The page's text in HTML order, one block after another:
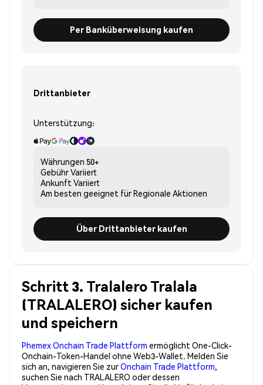
Per Banküberweisung kaufen
Drittanbieter
Unterstützung:
Währungen 50+
GebührVariiert
Ankunft Variiert
Am besten geeignet fürRegionale Aktionen
Über Drittanbieter kaufen
Schritt 3. Tralalero Tralala
(TRALALERO) sicher kaufen
und speichern
Phemex Onchain Trade Plattform ermöglicht One-Click-
Onchain-Token-Handel ohne Web3-Wallet. Melden Sie
sich an, navigieren Sie zurOnchain Trade Plattform,
suchen Sie nach TRALALERO oder dessen